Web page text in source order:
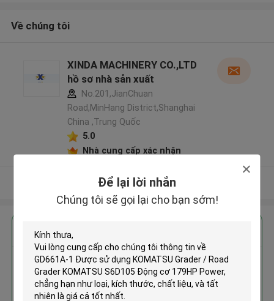
Để lại lời nhắn
Chúng tôi sẽ gọi lại cho bạn sớm!
Về chúng tôi
XINDA MACHINERY CO.,LTD
hồ sơ nhà sản xuất
No.201,JianChuan
Road,MinHang District,Shanghai
China ,Trung Quốc
5.0
Nhà cung cấp xác nhận
Xem thêm
GD661A-1 Được sử dụng
KOMATSU Grader / Road Grader
KOMATSU S6D105 Động cơ